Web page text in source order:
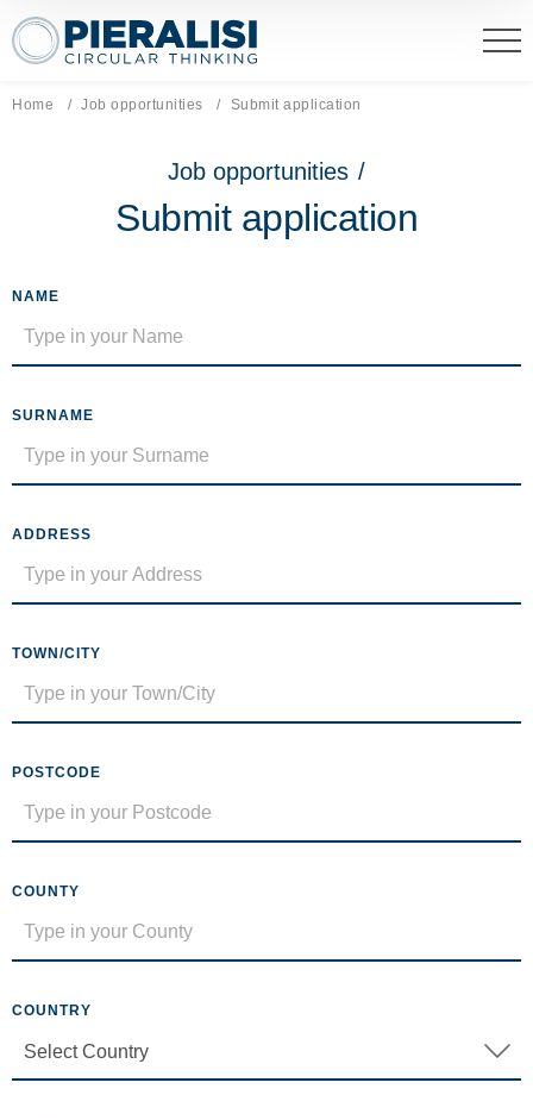
Pieralisi Maip Spa
Home Job opportunities Current page:
Submit application
Job opportunities /
Submit application
NAME
SURNAME
ADDRESS
TOWN/CITY
POSTCODE
COUNTY
COUNTRY